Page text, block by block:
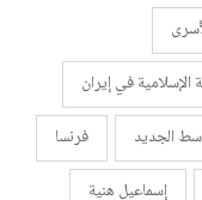
الإسلامية في إيران
الجديد
فرنسا
إسماعيل هنية